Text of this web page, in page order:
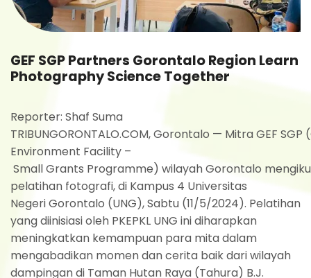
GEF SGP Partners Gorontalo Region Learn
Photography Science Together
Reporter: Shaf Suma
TRIBUNGORONTALO.COM, Gorontalo — Mitra GEF SGP
Environment Facility –
Small Grants Programme) wilayah Gorontalo
pelatihan fotografi, di Kampus 4 Universitas
Negeri Gorontalo (UNG), Sabtu (11/5/2024). Pelatihan
yang diinisiasi oleh PKEPKL UNG ini diharapkan
meningkatkan kemampuan para mita dalam
mengabadikan momen dan cerita baik dari wilayah
dampingan di Taman Hutan Raya (Tahura) B.J.